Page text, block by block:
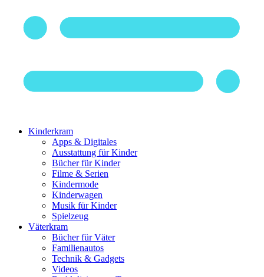
Kinderkram
Apps & Digitales
Ausstattung für Kinder
Bücher für Kinder
Filme & Serien
Kindermode
Kinderwagen
Musik für Kinder
Spielzeug
Väterkram
Bücher für Väter
Familienautos
Technik & Gadgets
Videos